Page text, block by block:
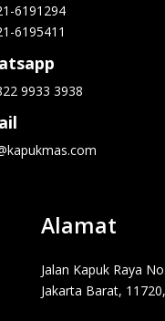
6191294
6195411
9933 3938
Alamat
Jalan Kapuk Raya
Jakarta Barat,